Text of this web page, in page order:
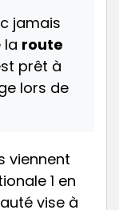
jamais
la route
prêt à
lors de
viennent
1 en
vise à